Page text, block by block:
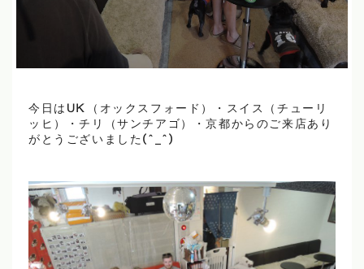
今日はUK（オックスフォード）・スイス（チューリ
ッヒ）・チリ（サンチアゴ）・京都からのご来店あり
がとうございました(^_^)